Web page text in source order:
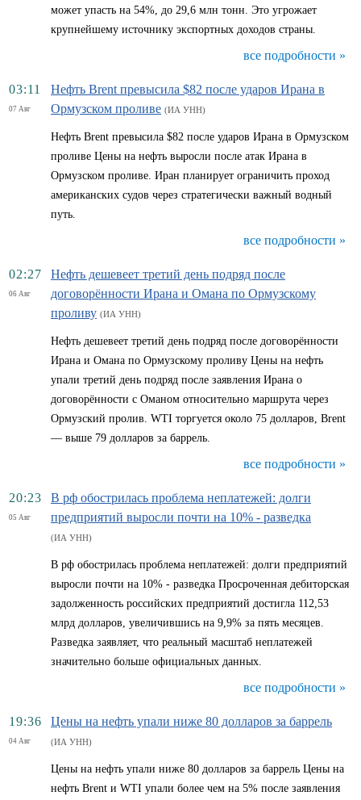
может упасть на 54%, до 29,6 млн тонн. Это угрожает
крупнейшему источнику экспортных доходов страны.
все подробности »
03:11
07 Авг
Нефть Brent превысила $82 после ударов Ирана в
Ормузском проливе (ИА УНН)
Нефть Brent превысила $82 после ударов Ирана в Ормузском
проливе Цены на нефть выросли после атак Ирана в
Ормузском проливе. Иран планирует ограничить проход
американских судов через стратегически важный водный
путь.
все подробности »
02:27
06 Авг
Нефть дешевеет третий день подряд после
договорённости Ирана и Омана по Ормузскому
проливу (ИА УНН)
Нефть дешевеет третий день подряд после договорённости
Ирана и Омана по Ормузскому проливу Цены на нефть
упали третий день подряд после заявления Ирана о
договорённости с Оманом относительно маршрута через
Ормузский пролив. WTI торгуется около 75 долларов, Brent
— выше 79 долларов за баррель.
все подробности »
20:23
05 Авг
В рф обострилась проблема неплатежей: долги
предприятий выросли почти на 10% - разведка
(ИА УНН)
В рф обострилась проблема неплатежей: долги предприятий
выросли почти на 10% - разведка Просроченная дебиторская
задолженность российских предприятий достигла 112,53
млрд долларов, увеличившись на 9,9% за пять месяцев.
Разведка заявляет, что реальный масштаб неплатежей
значительно больше официальных данных.
все подробности »
19:36
04 Авг
Цены на нефть упали ниже 80 долларов за баррель
(ИА УНН)
Цены на нефть упали ниже 80 долларов за баррель Цены на
нефть Brent и WTI упали более чем на 5% после заявления